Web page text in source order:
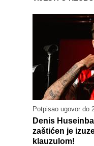
Potpisao ugovor do
Denis
zaštićen je
klauzulom!